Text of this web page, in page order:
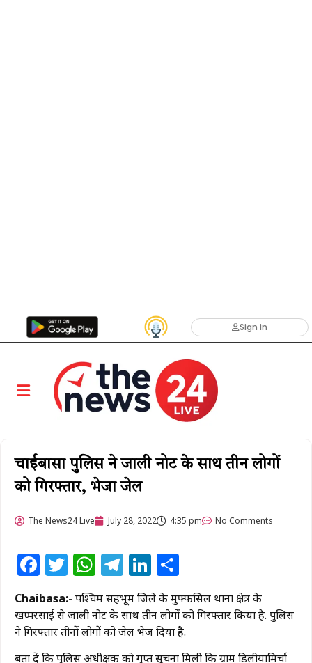
Sign in
चाईबासा पुलिस ने जाली नोट के साथ तीन लोगों
को गिरफ्तार, भेजा जेल
The News24 Live July 28, 2022 4:35 pm No Comments
Facebook
Twitter
WhatsApp
Telegram
LinkedIn
Chaibasa:- पश्चिम सिंहभूम जिले के मुफ्फसिल थाना क्षेत्र के
खप्परसाई से जाली नोट के साथ तीन लोगों को गिरफ्तार किया है. पुलिस
ने गिरफ्तार तीनों लोगों को जेल भेज दिया है.
बता दें कि पुलिस अधीक्षक को गुप्त सूचना मिली कि ग्राम डिलीयामिर्चा